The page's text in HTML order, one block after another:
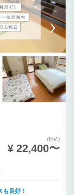
(税込)
¥ 22,400〜
良好！